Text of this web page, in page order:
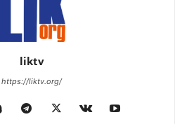
liktv
https://liktv.org/